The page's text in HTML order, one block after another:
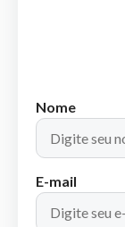
Nome
E-mail